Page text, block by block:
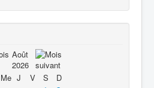
Août
2026
Me J V S
D